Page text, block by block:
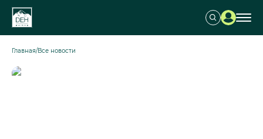
Главная/Все новости